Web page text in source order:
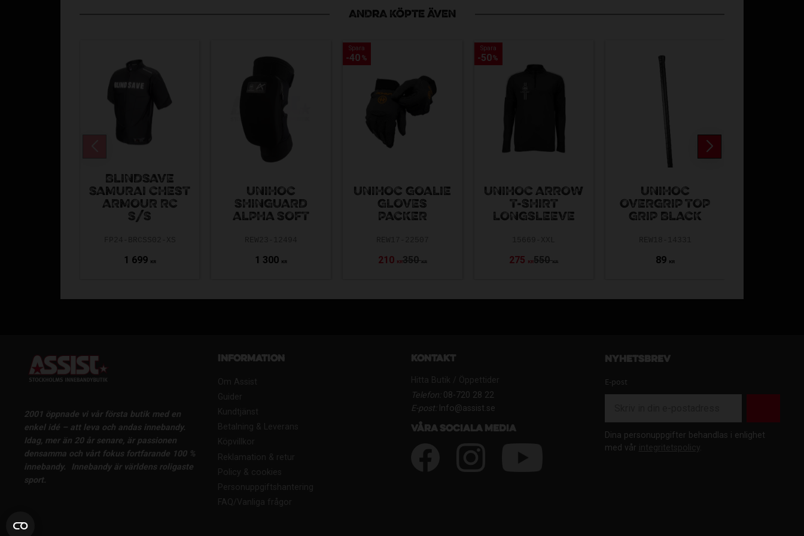
ANDRA KÖPTE ÄVEN
BLINDSAVE
SAMURAI CHEST
ARMOUR RC
S/S
1 699 KR
UNIHOC
SHINGUARD
ALPHA SOFT
1 300 KR
Spara
40 %
UNIHOC GOALIE
GLOVES
PACKER
210 KR350 KR
Spara
40 %
Spara
50%
UNIHOC ARROW
T-SHIRT
LONGSLEEVE
275 KR550 KR
Spara
50%
UNIHOC
OVERGRIP TOP
GRIP BLACK
89 KR
2001 öppnade vi vår första butik med en
enkel idé – att leva och andas innebandy.
Idag, mer än 20 år senare, är passionen
densamma och vårt fokus fortfarande 100 %
innebandy.
Innebandy är världens roligaste
sport.
Information
Om Assist
Guider
Kundtjänst
Betalning & Leverans
Köpvillkor
Reklamation & retur
Policy & cookies
Personuppgiftshantering
FAQ/Vanliga frågor
Kontakt
Hitta Butik / Öppettider
Telefon:08-720 28 22
E-post:Info@assist.se
Våra sociala media
Nyhetsbrev
E-post
Dina personuppgifter behandlas i enlighet
med vår integritetspolicy.